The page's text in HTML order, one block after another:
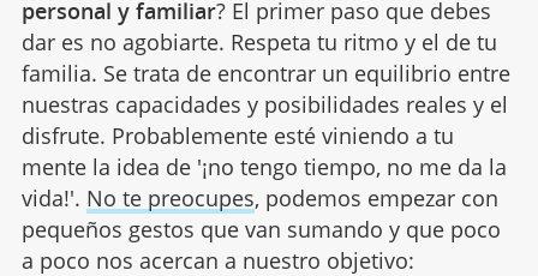
personal y familiar? El primer paso que debes
dar es no agobiarte. Respeta tu ritmo y el de tu
familia. Se trata de encontrar un equilibrio entre
nuestras capacidades y posibilidades reales y el
disfrute. Probablemente esté viniendo a tu
mente la idea de '¡no tengo tiempo, no me da la
vida!'. No te preocupes, podemos empezar con
pequeños gestos que van sumando y que poco
a poco nos acercan a nuestro objetivo: